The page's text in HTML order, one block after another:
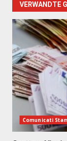
VERWANDTE
Comunicati